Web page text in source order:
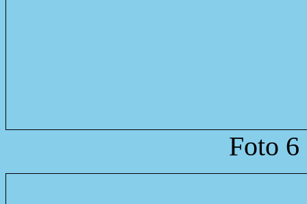
Foto